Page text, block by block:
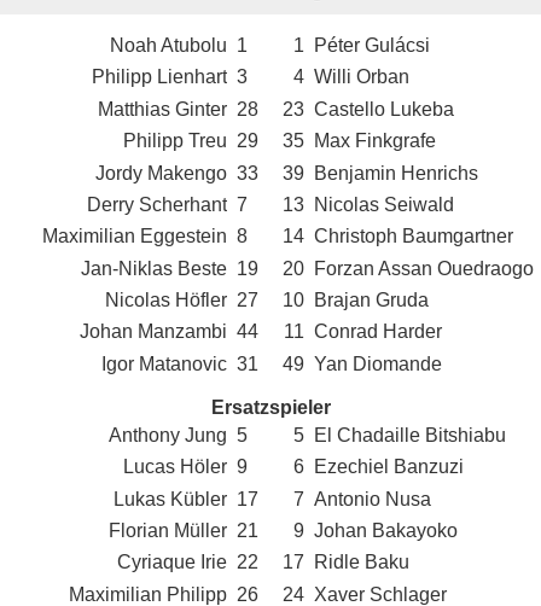
Noah Atubolu 1 1
Péter Gulácsi
Philipp Lienhart 3 4 Willi Orban
Matthias Ginter 28 23 Castello Lukeba
Philipp Treu 29 35 Max Finkgrafe
Jordy Makengo 33 39 Benjamin Henrichs
Derry Scherhant 7 13 Nicolas Seiwald
Maximilian Eggestein 8 14 Christoph Baumgartner
Jan-Niklas Beste 19 20 Forzan Assan Ouedraogo
Nicolas Höfler 27 10 Brajan Gruda
Johan Manzambi 44 11 Conrad Harder
Igor Matanovic 31 49 Yan Diomande
Ersatzspieler
Anthony Jung 5 5 El Chadaille Bitshiabu
Lucas Höler 9 6 Ezechiel Banzuzi
Lukas Kübler 17 7 Antonio Nusa
Florian Müller 21 9 Johan Bakayoko
Cyriaque Irie 22 17
Ridle Baku
Maximilian Philipp 26 24 Xaver Schlager